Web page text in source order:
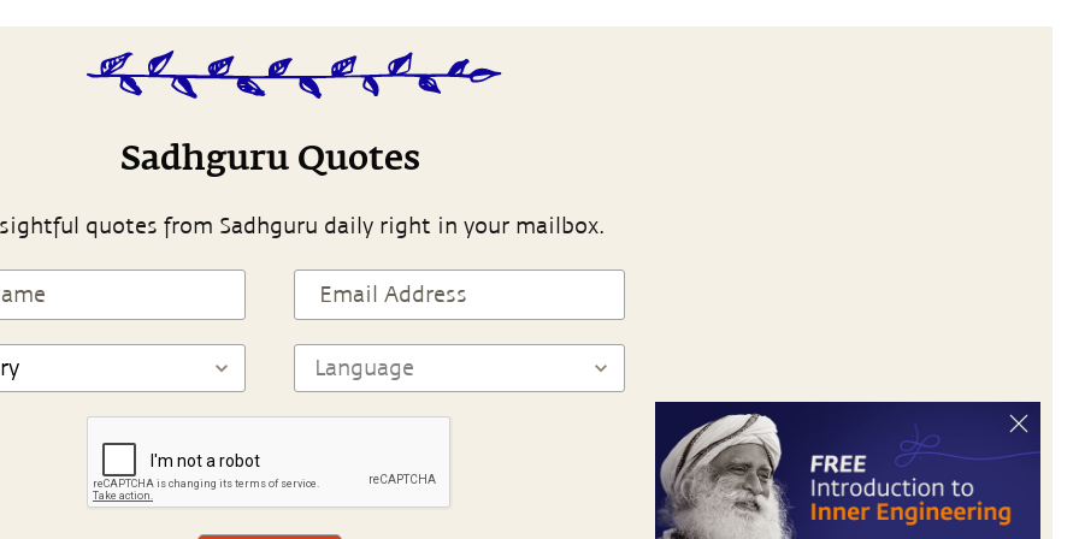
Sadhguru Quotes
quotes from Sadhguru daily right in your mailbox.